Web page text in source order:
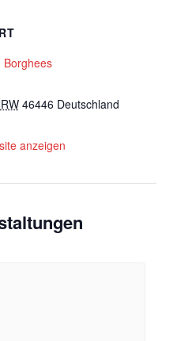
Borghees
46446 Deutschland
anzeigen